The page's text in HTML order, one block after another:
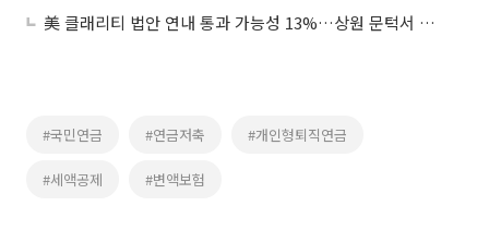
美 클래리티 법안 연내 통과 가능성 13%…상원 문턱서 제동
#국민연금 #연금저축 #개인형퇴직연금
#세액공제 #변액보험